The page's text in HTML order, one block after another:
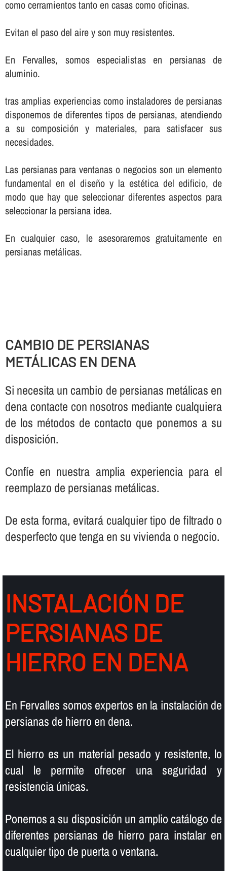
como cerramientos tanto en casas como oficinas.
Evitan el paso del aire y son muy resistentes.
En Fervalles, somos especialistas en persianas de
aluminio.
tras amplias experiencias como instaladores de persianas
disponemos de diferentes tipos de persianas, atendiendo
a su composición y materiales, para satisfacer sus
necesidades.
Las persianas para ventanas o negocios son un elemento
fundamental en el diseño y la estética del edificio, de
modo que hay que seleccionar diferentes aspectos para
seleccionar la persiana idea.
En cualquier caso, le asesoraremos gratuitamente en
persianas metálicas.
CAMBIO DE PERSIANAS
METÁLICAS EN DENA
Si necesita un cambio de persianas metálicas en
dena contacte con nosotros mediante cualquiera
de los métodos de contacto que ponemos a su
disposición.
Confí­e en nuestra amplia experiencia para el
reemplazo de persianas metálicas.
De esta forma, evitará cualquier tipo de filtrado o
desperfecto que tenga en su vivienda o negocio.
INSTALACIÓN DE
PERSIANAS DE
HIERRO EN DENA
En Fervalles somos expertos en la instalación de
persianas de hierro en dena.
El hierro es un material pesado y resistente, lo
cual le permite ofrecer una seguridad y
resistencia únicas.
Ponemos a su disposición un amplio catálogo de
diferentes persianas de hierro para instalar en
cualquier tipo de puerta o ventana.